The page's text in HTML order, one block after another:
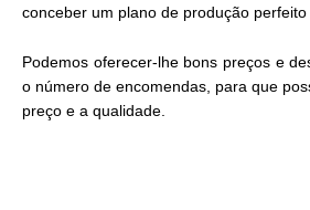
conceber um plano de produção perfeito
Podemos oferecer-lhe bons preços e
o número de encomendas, para que
preço e a qualidade.